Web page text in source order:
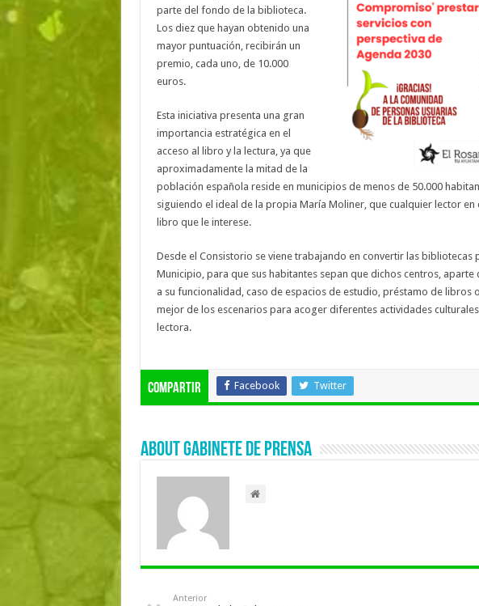
parte del fondo de la biblioteca.
Los diez que hayan obtenido una
mayor puntuación, recibirán un
premio, cada uno, de 10.000
euros.
Esta iniciativa presenta una gran
importancia estratégica en el
acceso al libro y la lectura, ya que
aproximadamente la mitad de la
población española reside en municipios de menos de 50.000
siguiendo el ideal de la propia María Moliner, que cualquier lector en
libro que le interese.
Desde el Consistorio se viene trabajando en convertir las bibliotecas
Municipio, para que sus habitantes sepan que dichos centros,
a su funcionalidad, caso de espacios de estudio, préstamo de libros
mejor de los escenarios para acoger diferentes actividades
lectora.
Compartir Facebook Twitter
About Gabinete de Prensa
Anterior